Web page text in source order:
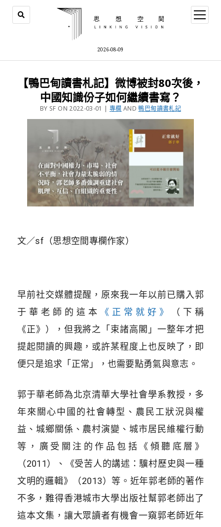
2026-08-09
【鴨巴甸讀書札記】微博被封80次後，
中國知識份子如何繼續書寫？
BY SF ON 2022-03-01 | 專欄 AND鴨巴甸讀書札記
文／sf（思想空間專欄作家）
早前社交媒體提醒，原來我一年以前已購入郭
于華老師的這本
《正常就好》
（下稱
《正》），但我將之「束諸高閣」一整年才把
提起閱讀的興趣，或許某程度上也反映了，即
便只是追求「正常」，也需要點勇氣與意志。
郭于華老師為北京清華大學社會學系教授，多
年來關心中國的社會轉型、農民工狀況與權
益、城鄉關係、農村演變、城市居民維權行動
等，廣受關注的作品包括《傾聽底層》
（2011）、《受苦人的講述：驥村歷史與一種
文明的邏輯》（2013）等。近年郭老師的著作
不多，難得香港城市大學出版社幫郭老師出了
這本文集，讓大眾讀者有機會一窺郭老師近年